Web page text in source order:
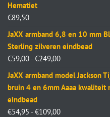
Hematiet
€89,50
JaXX armband 6,8 en 10 mm
Sterling zilveren eindbead
€59,00 - €249,00
JaXX armband model Jackson
bruin 4 en 6mm Aaaa kwaliteit
eindbead
€54,95 - €109,00